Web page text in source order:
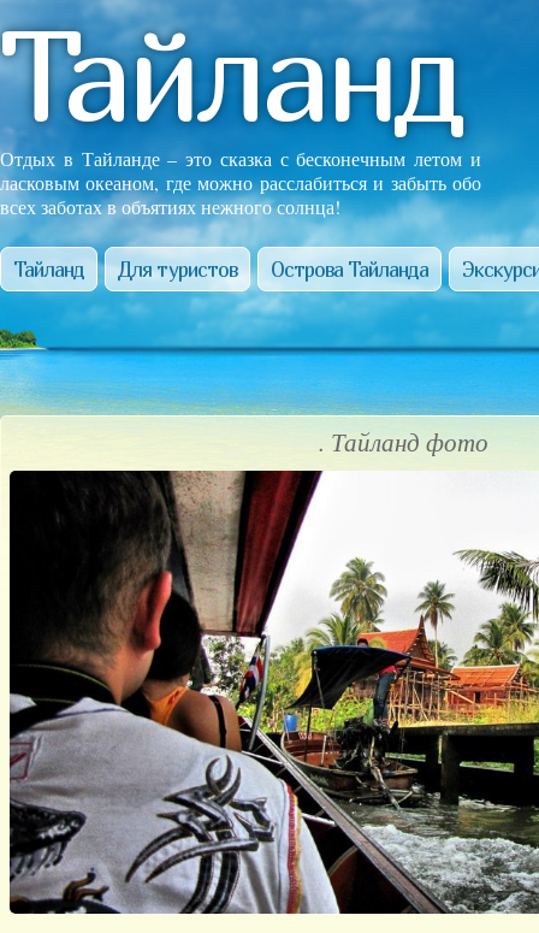
Тайланд
Отдых в Тайланде – это сказка с бесконечным летом и
ласковым океаном, где можно расслабиться и забыть обо
всех заботах в объятиях нежного солнца!
Тайланд Для туристов Острова Тайланда
. Тайланд фото